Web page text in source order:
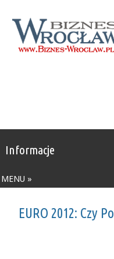
Informacje
MENU »
EURO 2012: Czy